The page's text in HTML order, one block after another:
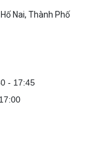
test máy tại chỗ. Khám
lắp đặt dàn PC chơi
vận hành ổn định và
Nai, Thành Phố
- 17:45